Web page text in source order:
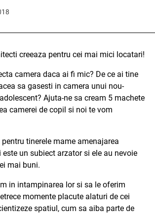
creeaza pentru cei mai mici locatari!
camera daca ai fi mic? De ce ai tine
sa gasesti in camera unui nou-
Ajuta-ne sa cream 5 machete
camerei de copil si noi te vom
tinerele mame amenajarea
un subiect arzator si ele au nevoie
mai buni.
in intampinarea lor si sa le oferim
momente placute alaturi de cei
spatiul, cum sa aiba parte de